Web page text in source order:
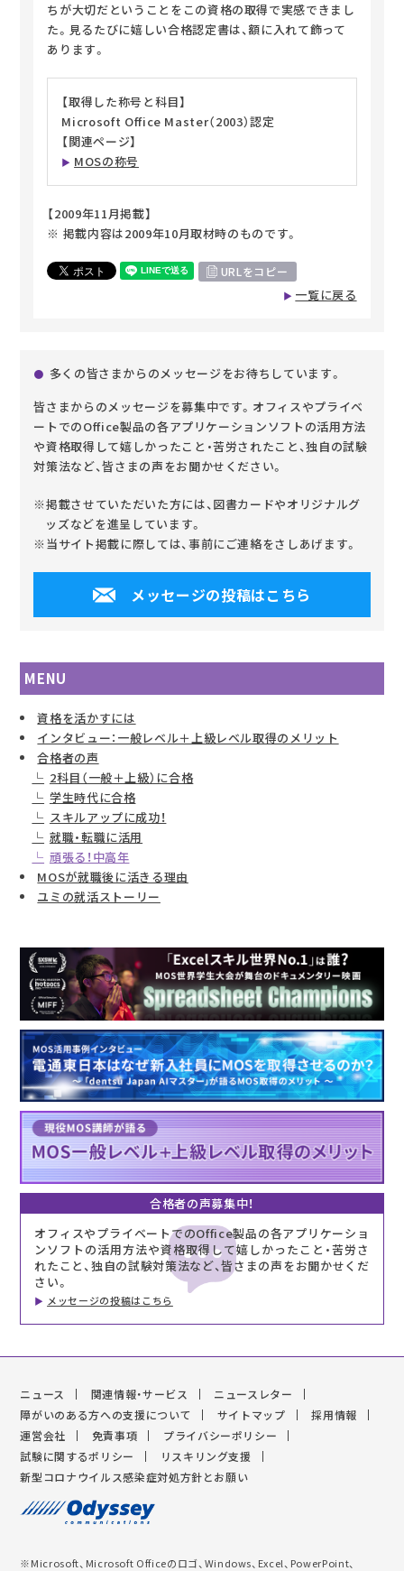
ちが大切だということをこの資格の取得で実感できまし
た。見るたびに嬉しい合格認定書は、額に入れて飾って
あります。
【取得した称号と科目】
Microsoft Office Master（2003）認定
【関連ページ】
MOSの称号
【2009年11月掲載】
※ 掲載内容は2009年10月取材時のものです。
URLをコピー
一覧に戻る
多くの皆さまからのメッセージをお待ちしています。
皆さまからのメッセージを募集中です。オフィスやプライベ
ートでのOffice製品の各アプリケーションソフトの活用方法
や資格取得して嬉しかったこと・苦労されたこと、独自の試験
対策法など、皆さまの声をお聞かせください。
※掲載させていただいた方には、図書カードやオリジナルグ
ッズなどを進呈しています。
※当サイト掲載に際しては、事前にご連絡をさしあげます。
メッセージの投稿はこちら
MENU
資格を活かすには
インタビュー：一般レベル＋上級レベル取得のメリット
合格者の声
2科目（一般＋上級）に合格
学生時代に合格
スキルアップに成功！
就職・転職に活用
頑張る！中高年
MOSが就職後に活きる理由
ユミの就活ストーリー
合格者の声募集中！
オフィスやプライベートでのOffice製品の各アプリケーショ
ンソフトの活用方法や資格取得して嬉しかったこと・苦労さ
れたこと、独自の試験対策法など、皆さまの声をお聞かせくだ
さい。
メッセージの投稿はこちら
ニュース 関連情報・サービス
ニュースレター
障がいのある方への支援について
サイトマップ
採用情報
運営会社
免責事項
プライバシーポリシー
試験に関するポリシー
リスキリング支援
新型コロナウイルス感染症対処方針とお願い
※Microsoft、Microsoft Officeのロゴ、Windows、Excel、PowerPoint、